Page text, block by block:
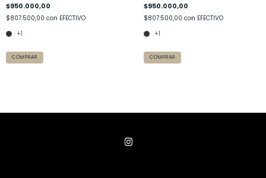
$950.000,00
$807.500,00 con EFECTIVO
+1
COMPRAR
$950.000,00
$807.500,00 con EFECTIVO
+1
COMPRAR